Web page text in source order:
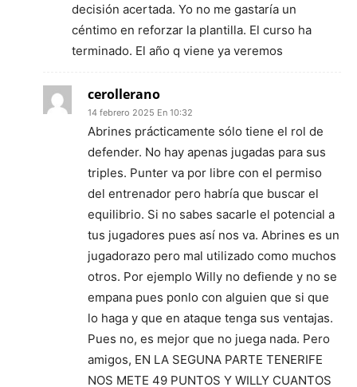
decisión acertada. Yo no me gastaría un
céntimo en reforzar la plantilla. El curso ha
terminado. El año q viene ya veremos
cerollerano
14 febrero 2025 En 10:32
Abrines prácticamente sólo tiene el rol de
defender. No hay apenas jugadas para sus
triples. Punter va por libre con el permiso
del entrenador pero habría que buscar el
equilibrio. Si no sabes sacarle el potencial a
tus jugadores pues así nos va. Abrines es un
jugadorazo pero mal utilizado como muchos
otros. Por ejemplo Willy no defiende y no se
empana pues ponlo con alguien que si que
lo haga y que en ataque tenga sus ventajas.
Pues no, es mejor que no juega nada. Pero
amigos, EN LA SEGUNA PARTE TENERIFE
NOS METE 49 PUNTOS Y WILLY CUANTOS